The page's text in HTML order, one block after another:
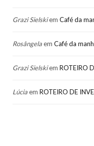
Grazi Sielskiem Café da
Rosângelaem Café da
Grazi Sielskiem ROTEIRO
Lúciaem ROTEIRO DE